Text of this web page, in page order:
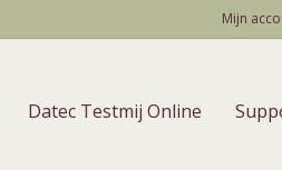
Mijn
Datec Testmij Online